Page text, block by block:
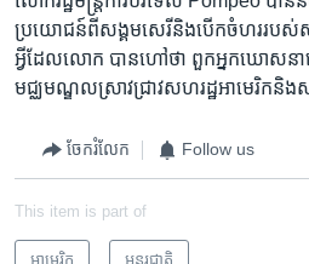
ប្រយោជន៍​ពី​សង្គម​សេរី​និង​បើក​ចំហរ​របស់​ស
អ្វី​ដែល​លោក​ បាន​ហៅថា​ ពួក​អ្នកឃោសន
មជ្ឈមណ្ឌល​ស្រាវជ្រាវ​សហរដ្ឋ​អាមេរិក​និ
ចែករំលែក Follow us
This item is part of
អាមេរិក​ អន្តរជាតិ